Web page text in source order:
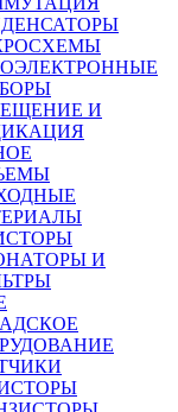
И
И